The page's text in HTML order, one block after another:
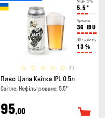
Міцність
5.5 °
Гіркота
36 IBU
Щільність
13 %
(0)
Пиво Ципа Квітка IPL 0.5л
Світле, Нефільтроване, 5.5°
95,00